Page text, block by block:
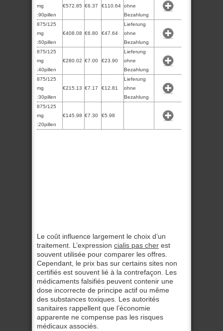
mg
:90pillen
€572.85 €6.37 €110.64 ohne
Bezahlung
875/125
mg
:60pillen
€408.08 €6.80 €47.64
Lieferung
ohne
Bezahlung
875/125
mg
:40pillen
€280.02 €7.00 €23.90
Lieferung
ohne
Bezahlung
875/125
mg
:30pillen
€215.13 €7.17 €12.81
Lieferung
ohne
Bezahlung
875/125
mg
:20pillen
€145.98 €7.30 €5.98
Le coût influence largement le choix d’un
traitement. L’expression cialis pas cher est
souvent utilisée pour comparer les offres.
Cependant, le prix bas sur certains sites non
certifiés est souvent lié à la contrefaçon. Les
médicaments falsifiés peuvent contenir une
dose incorrecte de principe actif ou même
des substances toxiques. Les autorités
sanitaires rappellent que l’économie
apparente ne compense pas les risques
médicaux associés.